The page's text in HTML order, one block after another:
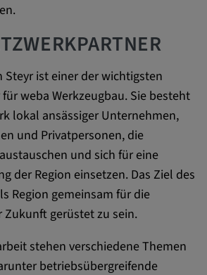
Steyr ist einer der wichtigsten
weba Werkzeugbau. Sie besteht
lokal ansässiger Unternehmen,
und Privatpersonen, die
und sich für eine
der Region einsetzen. Das Ziel des
Region gemeinsam für die
gerüstet zu sein.
stehen verschiedene Themen
betriebsübergreifende
YSC, CONSENT,
yt.innertube::requests,
devices, yt-remote-device-id, yt-
check-period, yt-remote-session-
session-name, IDE,
PREF, LOGIN_INFO, PREF,
OGPC, OTZ, NID,
yt-player-headers-
yt-